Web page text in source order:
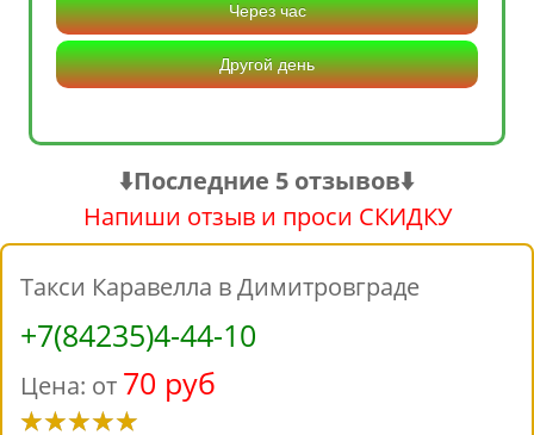
Через час
Другой день
⬇️Последние 5 отзывов⬇️
Напиши отзыв и проси СКИДКУ
Такси Каравелла в Димитровграде
+7(84235)4-44-10
Цена: от 70 руб